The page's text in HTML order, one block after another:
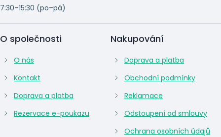
7:30–15:30 (po–pá)
O společnosti
O nás
Kontakt
Doprava a platba
Rezervace e-poukazu
Nakupování
Doprava a platba
Obchodní podmínky
Reklamace
Odstoupení od smlouvy
Ochrana osobních údajů